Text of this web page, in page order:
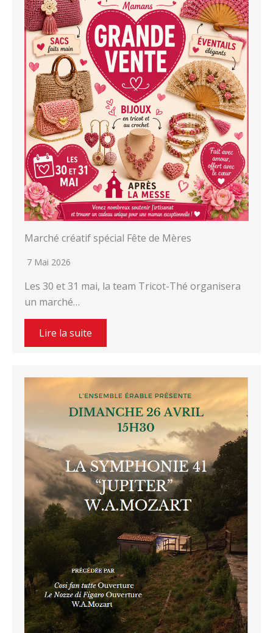
Marché créatif spécial Fête de Mères
7 Mai 2026
Les 30 et 31 mai, la team Tricot-Thé organisera
un marché…
Lire la suite